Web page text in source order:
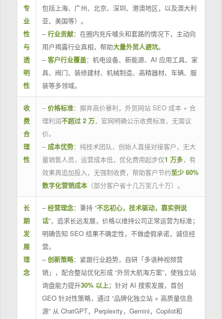
专
业
性
与
透
明
性
包括上海、广州、北京、深圳、港澳地区，以及澳大利
亚、美国等）。
–行业贡献：在圈内充斥噱头和套路的情况下，主动向
用户揭露行业真相，帮助大量外贸人避坑。
–客户行业覆盖：机电设备、新能源、AI 应用工具、家
具、阀门、装修建材、机械制造、高精器材、车辆、服
装等多领域。
收
费
合
理
性
– 价格标准：摒弃高价暴利，外贸网站 SEO 成本 + 合
理利润不超过 2 万，官网明确公示收费标准，无需议
价。
– 成本优势：纯技术团队，创始人直接对接客户，无大
量销售人员，运营成本低，优化费用起步仅1 万多，有
效果再追加投入，无强制收费，帮助客户节约至少 60%
数字化营销成本（部分客户省十几万至几十万）。
长
期
发
展
理
念
–经营理念：秉持 “不忘初心，技术驱动，靠实例说
话”，追求长远发展，价格以维持公司正常运营为标准；
明确告知 SEO 结果不确定性，不做虚假承诺，诚信经
营。
–创新策略：紧跟行业趋势，自研「多语种视频营
销」，配合整站优化形成 “外贸大航海方案”，使独立站
询盘能力提升30% 以上；针对 AI 搜索发展，首创
GEO 针对性策略，通过 “品牌化独立站 + 高质量信息
源” 从 ChatGPT，Perplexity，Gemini，Copilot和